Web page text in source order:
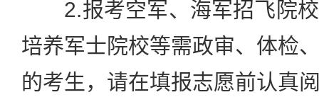
2.报考空军、海军招飞院校
培养军士院校等需政审、体检
的考生，请在填报志愿前认真